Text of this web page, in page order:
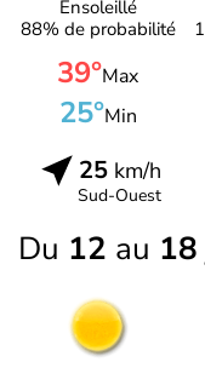
Ensoleillé
88% de probabilité
39°Max
25°Min
25km/h
Sud-Ouest
Du 12 au